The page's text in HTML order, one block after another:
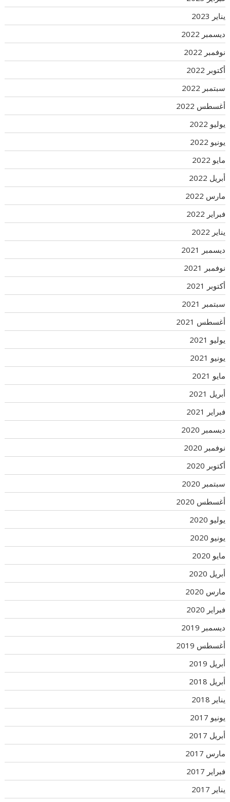
يناير 2023
ديسمبر 2022
نوفمبر 2022
أكتوبر 2022
سبتمبر 2022
أغسطس 2022
يوليو 2022
يونيو 2022
مايو 2022
أبريل 2022
مارس 2022
فبراير 2022
يناير 2022
ديسمبر 2021
نوفمبر 2021
أكتوبر 2021
سبتمبر 2021
أغسطس 2021
يوليو 2021
يونيو 2021
مايو 2021
أبريل 2021
فبراير 2021
ديسمبر 2020
نوفمبر 2020
أكتوبر 2020
سبتمبر 2020
أغسطس 2020
يوليو 2020
يونيو 2020
مايو 2020
أبريل 2020
مارس 2020
فبراير 2020
ديسمبر 2019
أغسطس 2019
أبريل 2019
أبريل 2018
يناير 2018
يونيو 2017
أبريل 2017
مارس 2017
فبراير 2017
يناير 2017